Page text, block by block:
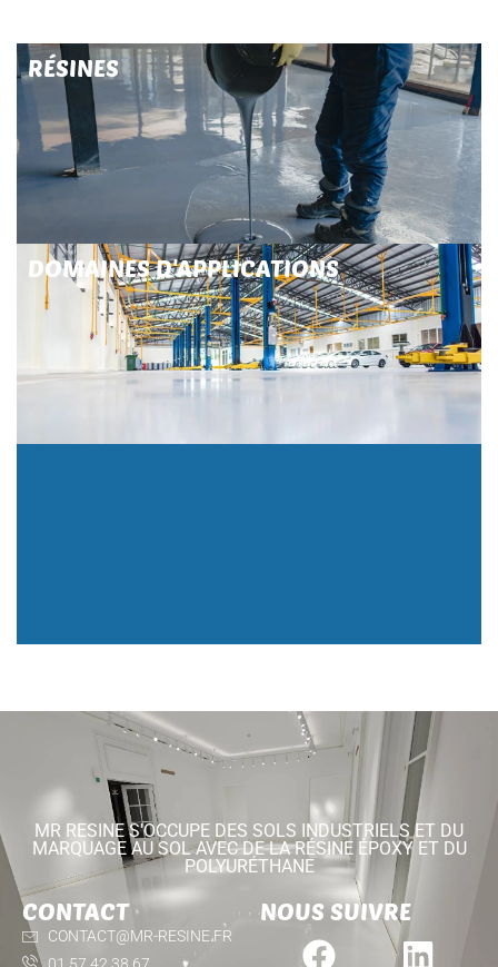
RÉSINES
DOMAINES D'APPLICATIONS
MR RESINE S'OCCUPE DES SOLS INDUSTRIELS ET DU
MARQUAGE AU SOL AVEC DE LA RÉSINE ÉPOXY ET DU
POLYURÉTHANE
CONTACT
CONTACT@MR-RESINE.FR
NOUS SUIVRE